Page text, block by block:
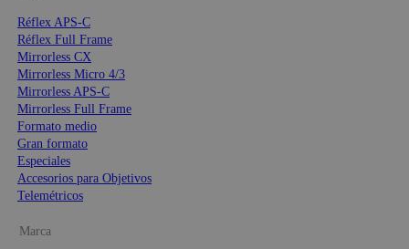
Réflex APS-C
Réflex Full Frame
Mirrorless CX
Mirrorless Micro 4/3
Mirrorless APS-C
Mirrorless Full Frame
Formato medio
Gran formato
Especiales
Accesorios para Objetivos
Telemétricos
Marca